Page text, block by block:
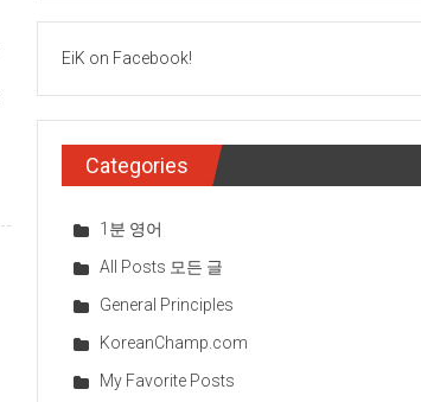
EiK on Facebook!
Categories
1분 영어
All Posts 모든 글
General Principles
KoreanChamp.com
My Favorite Posts